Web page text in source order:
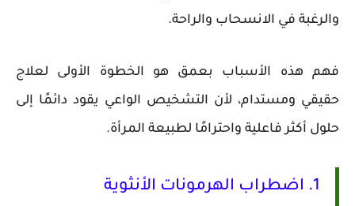
والرغبة في الانسحاب والراحة.
فهم هذه الأسباب بعمق هو الخطوة الأولى لعلاج
حقيقي ومستدام، لأن التشخيص الواعي يقود دائمًا إلى
حلول أكثر فاعلية واحترامًا لطبيعة المرأة.
1. اضطراب الهرمونات الأنثوية